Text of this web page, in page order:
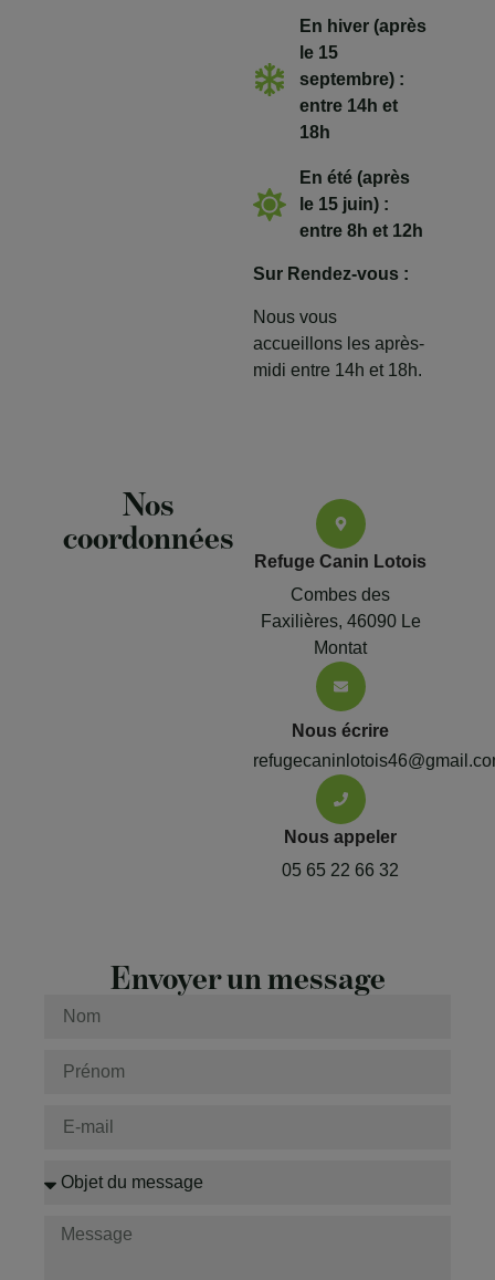
En hiver (après
le 15
septembre) :
entre 14h et
18h
En été (après
le 15 juin) :
entre 8h et 12h
Sur Rendez-vous :
Nous vous
accueillons les après-
midi entre 14h et 18h.
Nos
coordonnées
Refuge Canin Lotois
Combes des
Faxilières, 46090 Le
Montat
Nous écrire
Nous appeler
05 65 22 66 32
Envoyer un message